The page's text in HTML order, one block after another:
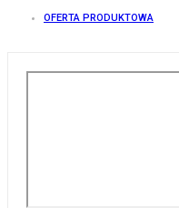
OFERTA PRODUKTOWA